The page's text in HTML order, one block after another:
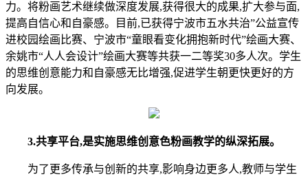
力。将粉画艺术继续做深度发展,获得很大的成果,扩大参与面,
提高自信心和自豪感。目前,已获得宁波市五水共治”公益宣传
进校园绘画比赛、宁波市“童眼看变化拥抱新时代”绘画大赛、
余姚市“人人会设计”绘画大赛等共获一二等奖30多人次。学生
的思维创意能力和自豪感无比增强,促进学生朝更快更好的方
向发展。
3.共享平台,是实施思维创意色粉画教学的纵深拓展。
为了更多传承与创新的共享,影响身边更多人,教师与学生